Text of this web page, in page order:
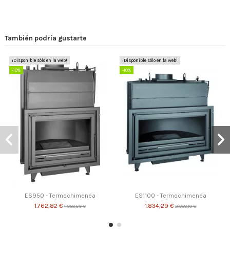
También podría gustarte
¡Disponible sólo en la web!
-10%
ES950 - Termochimenea
1.762,82 €1.958,69 €
¡Disponible sólo en la web!
-10%
ES1100 - Termochimenea
1.834,29 €2.038,10 €